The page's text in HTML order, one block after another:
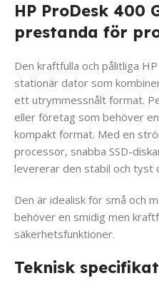
HP ProDesk 400
prestanda för
Den kraftfulla och pålitliga
stationär dator som
ett utrymmessnålt format.
eller företag som behöver
kompakt format. Med en
processor, snabba SSD-
levererar den stabil och
Den är idealisk för små och
behöver en smidig men
säkerhetsfunktioner.
Teknisk